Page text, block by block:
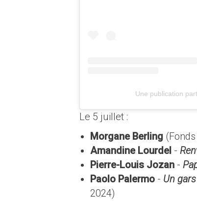
Une publication
Le 5 juillet :
Morgane Berling
Amandine Lourdel -
Pierre-Louis Jozan -
Paolo Palermo - Un
2024)